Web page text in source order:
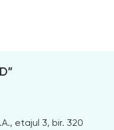
etajul 3, bir. 320